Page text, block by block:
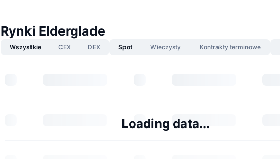
Rynki Elderglade
Wszystkie CEX DEX Spot Wieczysty Kontrakty terminowe
Loading data...